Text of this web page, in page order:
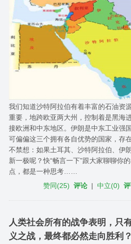
我们知道沙特阿拉伯有着丰富的石油资
重要，地跨欧亚两大州，控制着是黑海
接欧洲和中东地区。伊朗是中东工业强
可偏偏这三个拥有各自优势的国家，存
不禁想：如果土耳其、沙特阿拉伯、伊
新一极呢？快“畅言一下”跟大家聊聊你
点，都是一种思考……
赞同(25) 评论 |中立(0)
人类社会所有的战争表明，只
义之战，最终都必然走向胜利？